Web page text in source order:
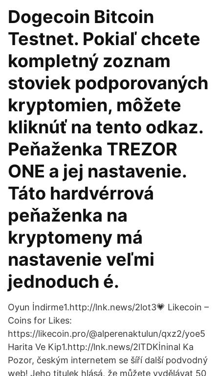
Dogecoin Bitcoin
Testnet. Pokiaľ chcete
kompletný zoznam
stoviek podporovaných
kryptomien, môžete
kliknúť na tento odkaz.
Peňaženka TREZOR
ONE a jej nastavenie.
Táto hardvérrová
peňaženka na
kryptomeny má
nastavenie veľmi
jednoduch é.
Oyun İndirme1.http://lnk.news/2lot3💗 Likecoin –
Coins for Likes:
https://likecoin.pro/@alperenaktulun/qxz2/yoe5
Harita Ve Kip1.http://lnk.news/2lTDKİninal Ka
Pozor, českým internetem se šíří další podvodný
web! Jeho titulek hlásá, že můžete vydělávat 50